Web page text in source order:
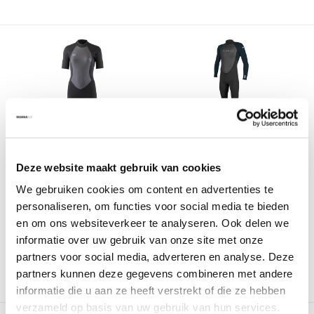
Deze website maakt gebruik van cookies
We gebruiken cookies om content en advertenties te
personaliseren, om functies voor social media te bieden
en om ons websiteverkeer te analyseren. Ook delen we
informatie over uw gebruik van onze site met onze
partners voor social media, adverteren en analyse. Deze
partners kunnen deze gegevens combineren met andere
informatie die u aan ze heeft verstrekt of die ze hebben
verzameld op basis van uw gebruik van hun services.
O’Neill Reactor Dames
spring wetsuit bi...
Meer informatie
€ 78,99
O'Neill Wetsuit 3/2mm -
soepel neopreen, ...
Meer informatie
€ 119,95